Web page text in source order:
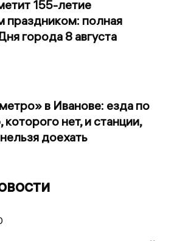
155-летие
праздником: полная
города 8 августа
в Иванове: езда по
нет, и станции,
доехать